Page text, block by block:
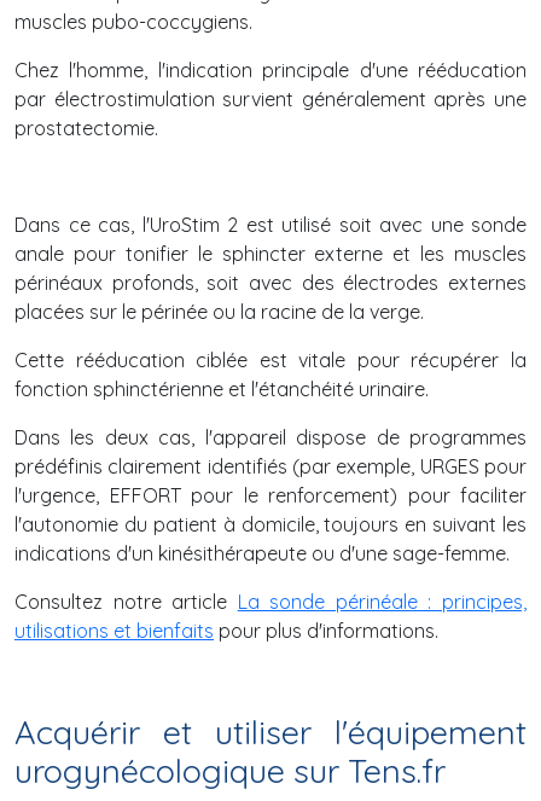
muscles pubo-coccygiens.
Chez l'homme, l'indication principale d'une rééducation
par électrostimulation survient généralement après une
prostatectomie.
Dans ce cas, l'UroStim 2 est utilisé soit avec une sonde
anale pour tonifier le sphincter externe et les muscles
périnéaux profonds, soit avec des électrodes externes
placées sur le périnée ou la racine de la verge.
Cette rééducation ciblée est vitale pour récupérer la
fonction sphinctérienne et l'étanchéité urinaire.
Dans les deux cas, l'appareil dispose de programmes
prédéfinis clairement identifiés (par exemple, URGES pour
l'urgence, EFFORT pour le renforcement) pour faciliter
l'autonomie du patient à domicile, toujours en suivant les
indications d'un kinésithérapeute ou d'une sage-femme.
Consultez notre article La sonde périnéale : principes,
utilisations et bienfaits pour plus d'informations.
Acquérir et utiliser l'équipement
urogynécologique sur Tens.fr